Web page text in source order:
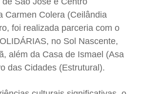
Carmen Colera (Ceilândia
foi realizada parceria com o
no Sol Nascente,
além da Casa de Ismael (Asa
das Cidades (Estrutural).